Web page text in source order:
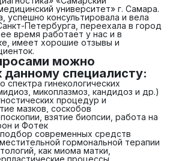
университет» г. Самара.
успешно консультировала и вела
Петербурга, переехала в город
время работает у нас и в
имеет хорошие отзывы и
можно
данному специалисту:
спектра гинекологических
микоплазмоз, кандидоз и др.)
процедур и
мазков, соскобов
взятие биопсии, работа на
и Фотек
современных средств
гормональной терапии
как миома матки,
процессы